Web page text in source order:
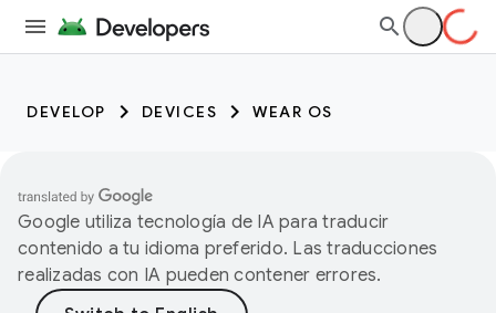
DEVELOP DEVICES WEAR OS
Google utiliza tecnología de IA para traducir
contenido a tu idioma preferido. Las traducciones
realizadas con IA pueden contener errores.